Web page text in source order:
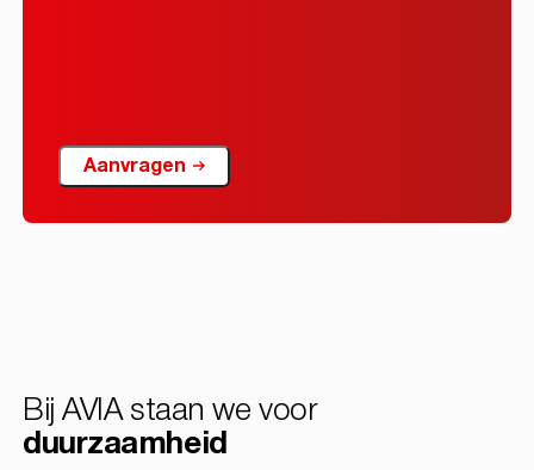
Aanvragen
Bij AVIA staan we voor
duurzaamheid